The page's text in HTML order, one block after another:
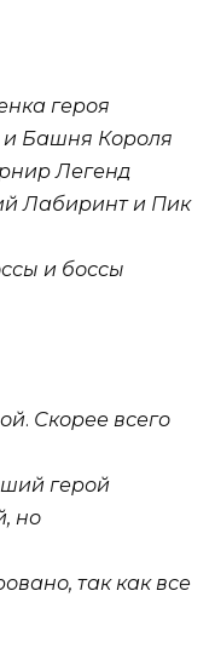
героя
Башня Короля
Легенд
Лабиринт и Пик
и боссы
. Скорее всего
герой
но
так как все